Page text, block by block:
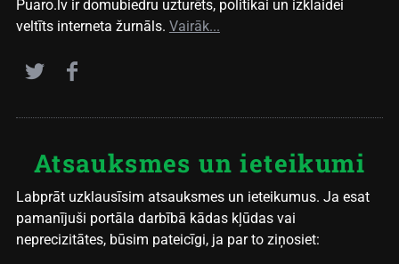
Puaro.lv ir domubiedru uzturēts, politikai un izklaidei
veltīts interneta žurnāls. Vairāk...
Atsauksmes un ieteikumi
Labprāt uzklausīsim atsauksmes un ieteikumus. Ja esat
pamanījuši portāla darbībā kādas kļūdas vai
neprecizitātes, būsim pateicīgi, ja par to ziņosiet: